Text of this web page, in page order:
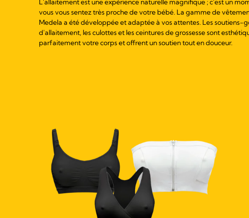
L'allaitement est une expérience naturelle magnifique ; c'est un
vous vous sentez très proche de votre bébé. La gamme de
Medela a été développée et adaptée à vos attentes. Les soutiens-
d'allaitement, les culottes et les ceintures de grossesse sont
parfaitement votre corps et offrent un soutien tout en douceur.